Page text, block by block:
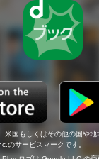
米国もしくはその他の国や
のサービスマークです。